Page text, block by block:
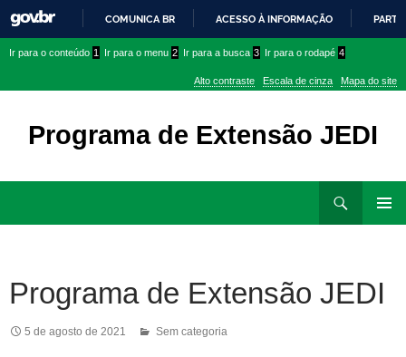
PARA
CONTEÚDO
COMUNICA BR ACESSO À INFORMAÇÃO
conteúdo
menu
Ir para o conteúdo 1 Ir para o menu 2 Ir para a busca 3 Ir para o rodapé 4
Alto contraste Escala de cinza Mapa do site
Programa de Extensão JEDI
Programa de Extensão JEDI
5 de agosto de 2021 Sem categoria